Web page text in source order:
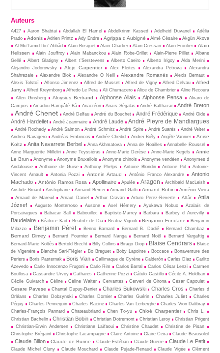
Auteurs
A427 Aaron Shabtai Abdallah El Hamel Abdelkrinm Kassed Adelheid Duvanel
Adélia
Prado
Adonis Adrien Printz Ady Endre Agrippa d Aubigné Aimé Césaire
Akgün Akova
Al-Mu’Tamid Ibn’ Abbâd
Alain Bosquet Alain Chartier Alain Cressan Alain Frontier
Alain
Helissen
Alain Jouffroy Alain Mabanckou Alain Robe-Grillet Alain-Pierre Pilllet
Albane
Gellé
Albert Glatigny Albert t’Serstevens Alberto Caeiro Alberto Irigoy
Alda Merini
Alejandro Jodorowsky
Alejo Carpentier Alex Fleites Alexandra Petrova
Alexandra
Shahrezaie
Alexandre Blok Alexandre O Neill Alexandre Romanès
Alexis Bernaut
Alexis Tolstoï
Alfonso Jimenez Alfred de Musset Alfred de Vigny Alfred Delvau
Alfred
Jarry
Alfred Kreymborg Alfredo Le Pera Ali Chumacero Alice de Chambrier
Aline Recoura
Allen Ginsberg
Aloysius Bertrand Alphonse Allais Alphonse Pensa
Alvaro de
Campos
Amadou Hampâté Bâ Anacréon Anaïs Ségalas André Balthazar André Breton
André Chenet André Delfau André du Bouchet André Frédérique André Gide
André Hardellet André Jeanmaire André Laude André Pieyre de Mandiargues
André Rochedy André Salmon André Schmitz André Spire André Suarès
André Velter
Andrea Navagero
Andréas Embiricos Andrée Chedid Andreï Biély Angèle Vannier
Anise
Koltz
Anita Navarrete Berbel Anna Akhmatova Anna de Noailles
Annabelle Roussel
Anne Marguerite Milleliri
Anne Teyssiéras Anne-Marie Derèse Anne-Marie Kegels
Annie
Le Brun
Anonyme Anonyme Bruxellois Anonyme chinois Anonyme vendéen
Anonymes d
Andalousie
Anthoine de Guise Anthony Phelps Antoine Blondin Antoine Pol
Antoine-
Vincent Arnault
Antonia Pozzi Antonin Artaud António Franco Alexandre
Antonio
Machado
António Ramos Rosa Apollinaire Apulée Aragon
Archibald MacLeish
Aristide Bruant
Aristophane Armand Bemer Armand Gatti Armand Robin
Arménio Vieira
Arnaud de Mareuil
Arnaut Daniel Arthur Cravan Arturo Perez-Reverte Attâr
Attila
József
Augusto Monterroso Ausone Axel Hémery Ayukawa Nobuo
Azalaïs de
Porcairagues
Babacar Sall Babouillec Baptiste-Marrey Barbara Barbey d Aurevilly
Baudelaire Béatrice Kad Beatritz de Dia Beatriz Vignoli Benjamin Fondane
Benjamin
Milazzo
Benjamin Péret Benno Barnard Bernard B. Dadié Bernard Chambaz
Bernard Dimey Bernard Fournier Bernard Nanga Bernard Noël
Bernard Vargaftig
Bernard-Marie Koltès
Bertold Brecht Billy Collins Birago Diop Blaise Cendrars
Blaise
de Vigenère
Blanche Sari-Flégier Bo Breguet Boby Lapointe Boccace
Bonaventure des
Periers
Boris Pasternak Boris Vian Callimaque de Cyrène Cal­derón Carles Diaz
Carlito
Azevedo
Carlo Innocenzo Frugoni Carlo Rim Carlos Barral Carlos César Lenzi
Carmen
Boullosa
Cassandre Urvoy Cathares Catherine Pozzi Cátulo Castillo
Cécile A. Holdban
Cécile Guivarch
Céline Céline Walter Cervantes Cerveri de Girona César Capoulet
Cesare Pavese Chantal Dupuy-Denier Charles Bukowski Charles Cros
Charles d
Orléans
Charles Dobzynski Charles Dornier Charles Guérin Charles Juliet
Charles
Péguy
Charles Pennequin Charles Racine Charles Van Lerberghe
Charles Vion Dalibray
Charles-François Pannard
Chateaubriand Chen Tö-yu Chloé Charpentier
Chris L.
Christian Bachelin
Christian Bobin Christian Dotremont Christian Leroy
Christian Prigent
Christian-Erwin Andersen
Christiane Laïfaoui Christine Chaudet
Christine de Pisan
Christophe Brégaint
Christophe Lacampagne Claire Antoine Claire Ceira Claude Beausoleil
Claude Billon Claude de Burine Claude Estéban Claude Guerre Claude Le Petit
Claude Michel Cluny Claude Mouchard Claude Pujade-Renaud Claude Vigée Clément